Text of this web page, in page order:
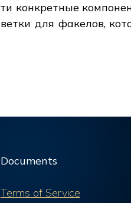
конкретные
для факелов,
Documents
Terms of Service